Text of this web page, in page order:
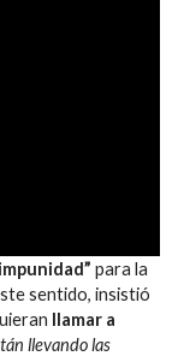
para la
sentido, insistió
llamar a
llevando las